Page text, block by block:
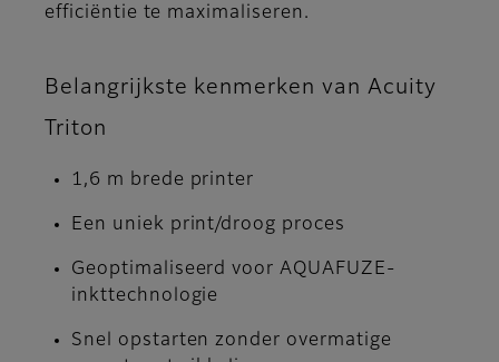
efficiëntie te maximaliseren.
Belangrijkste kenmerken van Acuity
Triton
1,6 m brede printer
Een uniek print/droog proces
Geoptimaliseerd voor AQUAFUZE-
inkttechnologie
Snel opstarten zonder overmatige